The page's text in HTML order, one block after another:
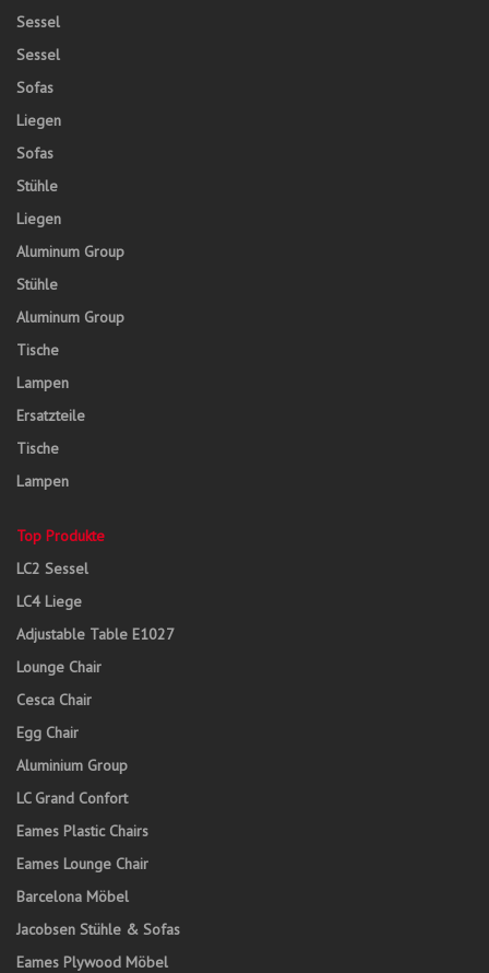
Sessel
Sessel
Sofas
Liegen
Sofas
Stühle
Liegen
Aluminum Group
Stühle
Aluminum Group
Tische
Lampen
Ersatzteile
Tische
Lampen
Top Produkte
LC2 Sessel
LC4 Liege
Adjustable Table E1027
Lounge Chair
Cesca Chair
Egg Chair
Aluminium Group
LC Grand Confort
Eames Plastic Chairs
Eames Lounge Chair
Barcelona Möbel
Jacobsen Stühle & Sofas
Eames Plywood Möbel